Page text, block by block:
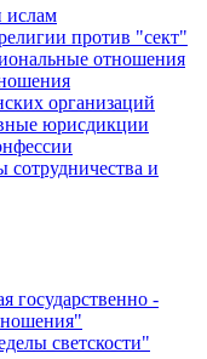
ислам
против "сект"
отношения
организаций
юрисдикции
и
государственно -
светскости"